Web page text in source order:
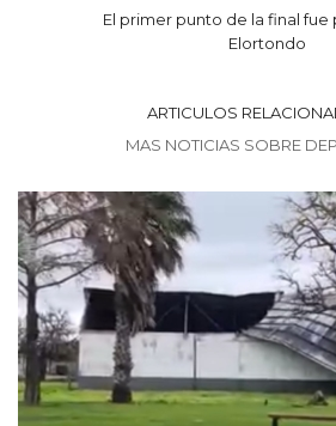
El primer punto de la final fue
Elortondo
ARTICULOS
MAS NOTICIAS SOBRE